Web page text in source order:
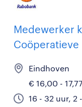
Medewerker
Coöperatieve
Eindhoven
€ 16,00 -
16 - 32 uur, 2